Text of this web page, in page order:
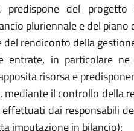
predispone del
pluriennale e del piano
del rendiconto della
entrate, in particolare
risorsa e
mediante il controllo della
dai responsabili
imputazione in bilancio);